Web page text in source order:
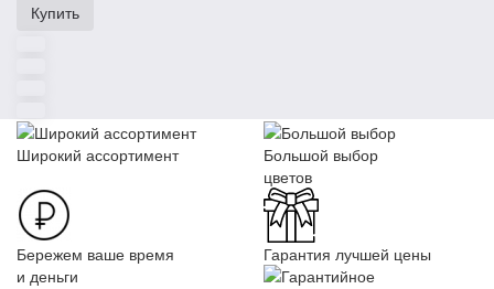
Купить
Широкий ассортимент
Большой выбор
цветов
Бережем ваше время
и деньги
Гарантия лучшей цены